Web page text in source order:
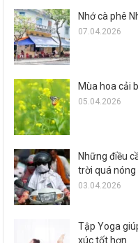
Nhớ cà phê
07.04.2026
Mùa hoa cải
05.04.2026
Những điều
trời quá nóng
03.04.2026
Tập Yoga
xúc tốt hơn